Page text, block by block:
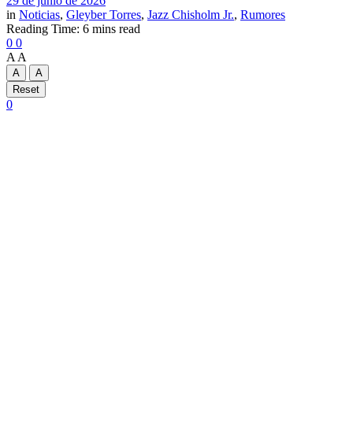
in Noticias, Gleyber Torres, Jazz Chisholm Jr., Rumores
Reading Time: 6 mins read
0 0
A A
A
A
Reset
0